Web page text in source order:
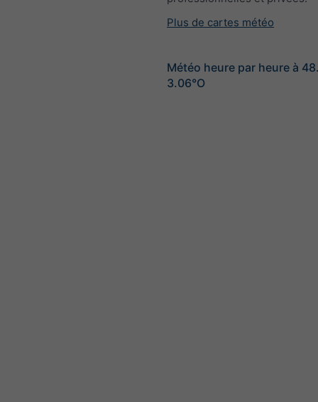
Plus de cartes météo
Météo heure par heure à
3.06°O